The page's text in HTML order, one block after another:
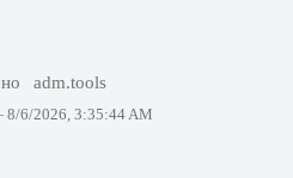
adm.tools
8/6/2026, 3:35:44 AM